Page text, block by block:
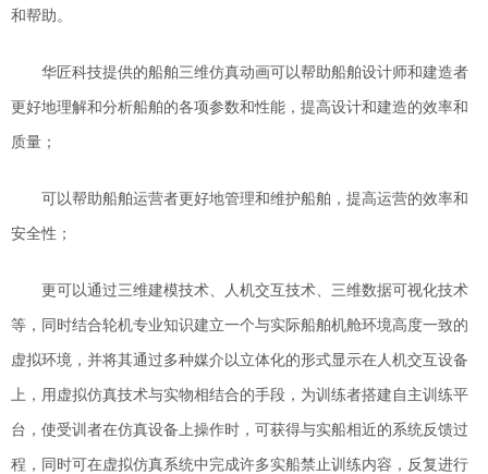
和帮助。
华匠科技提供的船舶三维仿真动画可以帮助船舶设计师和建造者
更好地理解和分析船舶的各项参数和性能，提高设计和建造的效率和
质量；
可以帮助船舶运营者更好地管理和维护船舶，提高运营的效率和
安全性 ；
更可以通过三维建模技术、人机交互技术、三维数据可视化技术
等，同时结合轮机专业知识建立一个与实际船舶机舱环境高度一致的
虚拟环境，并将其通过多种媒介以立体化的形式显示在人机交互设备
上，用虚拟仿真技术与实物相结合的手段，为训练者搭建自主训练平
台，使受训者在仿真设备上操作时，可获得与实船相近的系统反馈过
程，同时可在虚拟仿真系统中完成许多实船禁止训练内容，反复进行